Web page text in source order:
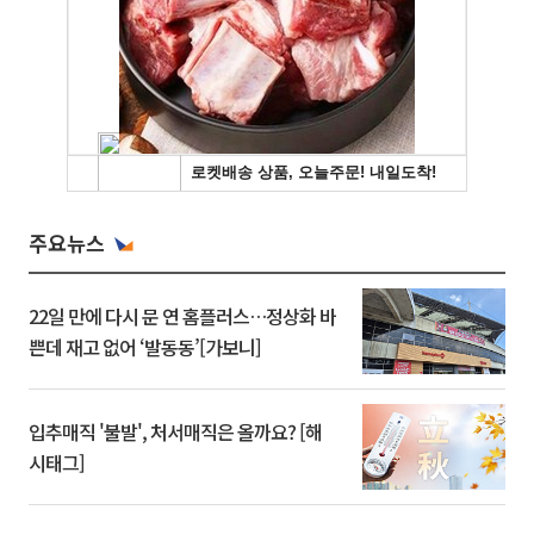
주요뉴스
22일 만에 다시 문 연 홈플러스…정상화 바
쁜데 재고 없어 ‘발동동’[가보니]
입추매직 '불발', 처서매직은 올까요? [해
시태그]